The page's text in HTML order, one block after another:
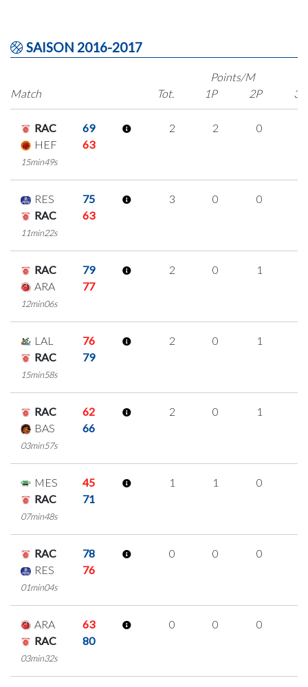
SAISON 2016-2017
Match
Points/M
Tot.
1P 2P 3P
RAC
69
HEF
63
15min49s
2 2 0
RES
75
RAC
63
11min22s
3 0 0
RAC
79
ARA
77
12min06s
2 0 1
LAL
76
RAC
79
15min58s
2 0 1
RAC
62
BAS
66
03min57s
2 0 1
MES
45
RAC
71
07min48s
1 1 0
RAC
78
RES
76
01min04s
0 0 0
ARA
63
RAC
80
03min32s
0 0 0